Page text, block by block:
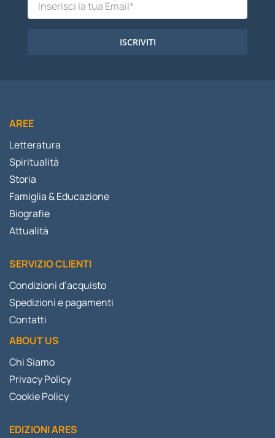
ISCRIVITI
AREE
Letteratura
Spiritualità
Storia
Famiglia & Educazione
Biografie
Attualità
SERVIZIO CLIENTI
Condizioni d’acquisto
Spedizioni e pagamenti
Contatti
ABOUT US
Chi Siamo
Privacy Policy
Cookie Policy
EDIZIONI ARES